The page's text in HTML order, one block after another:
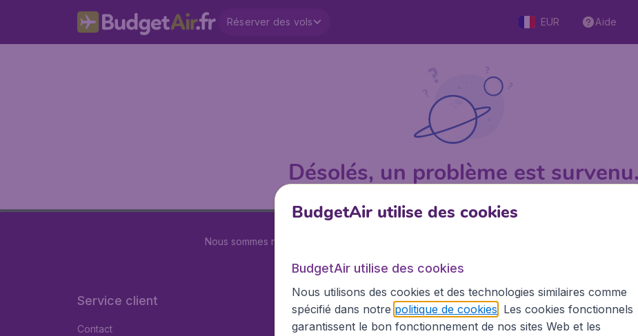
Réserver des vols EUR Aide
Désolés, un problème est survenu.
Nous sommes notés
Service client
Contact
BudgetAir.fr
À propos
Sites
BudgetAir utilise des cookies
BudgetAir utilise des cookies
Nous utilisons des cookies et des technologies similaires comme
spécifié dans notre politique de cookies . Les cookies fonctionnels
garantissent le bon fonctionnement de nos sites Web et les